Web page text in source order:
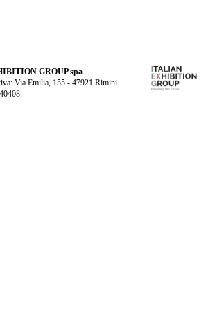
GROUP spa
Via Emilia, 155 - 47921 Rimini